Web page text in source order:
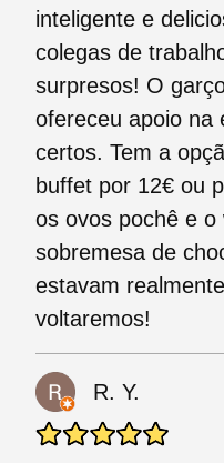
inteligente e
colegas de
surpresos! O
ofereceu apoio na
certos. Tem a
buffet por 12€ ou
os ovos pochê e
sobremesa de
estavam
voltaremos!
R. Y.